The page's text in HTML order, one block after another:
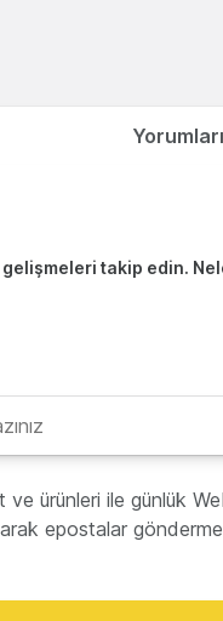
takip edin.
ve ürünleri ile günlük
epostalar